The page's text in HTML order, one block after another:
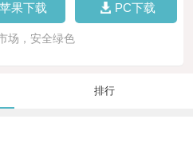
苹果下载 PC下载
场，安全绿色
排行